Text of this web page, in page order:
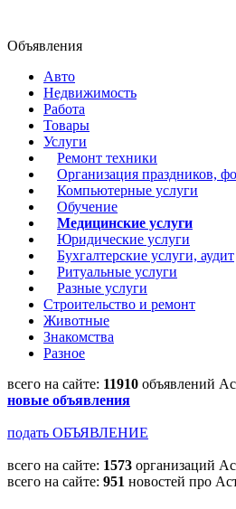
Объявления
Авто
Недвижимость
Работа
Товары
Услуги
Ремонт техники
Организация праздников,
Компьютерные услуги
Обучение
Медицинские услуги
Юридические услуги
Бухгалтерские услуги, аудит
Ритуальные услуги
Разные услуги
Строительство и ремонт
Животные
Знакомства
Разное
всего на сайте: 11910 объявлений
новые объявления
подать ОБЪЯВЛЕНИЕ
всего на сайте: 1573 организаций
всего на сайте: 951 новостей про